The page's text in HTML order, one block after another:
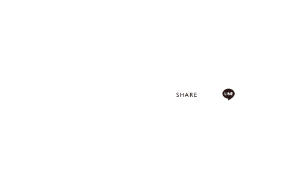
SHARE